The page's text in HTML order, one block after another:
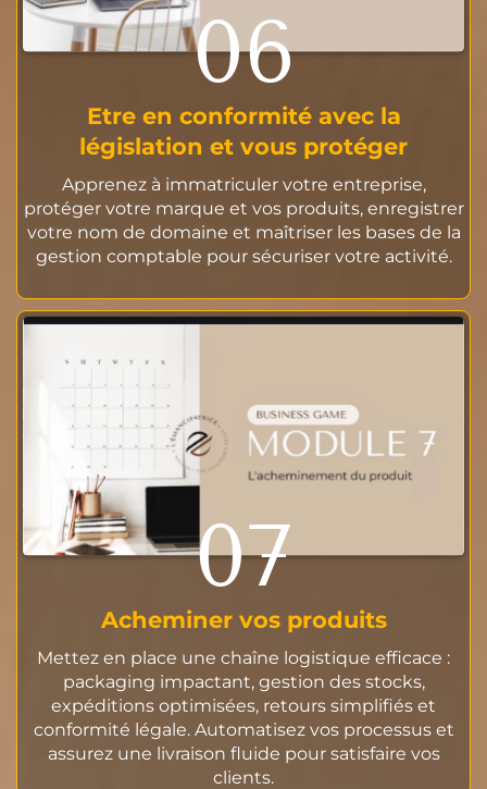
06
Etre en conformité avec la
législation et vous protéger
Apprenez à immatriculer votre entreprise,
protéger votre marque et vos produits, enregistrer
votre nom de domaine et maîtriser les bases de la
gestion comptable pour sécuriser votre activité.
07
Acheminer vos produits
Mettez en place une chaîne logistique efficace :
packaging impactant, gestion des stocks,
expéditions optimisées, retours simplifiés et
conformité légale. Automatisez vos processus et
assurez une livraison fluide pour satisfaire vos
clients.